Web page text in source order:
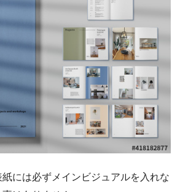
には必ずメインビジュアルを入れな